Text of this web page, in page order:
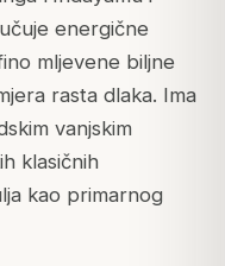
energične
mljevene biljne
rasta dlaka. Ima
vanjskim
klasičnih
kao primarnog